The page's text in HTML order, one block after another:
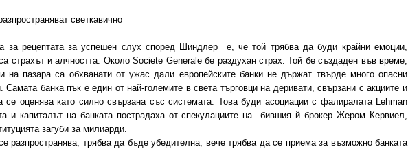
светкавично
за рецептата за успешен слух според Шиндлер е, че той трябва да буди крайни емоции,
страхът и алчността. Около Societe Generale бе раздухан страх. Той бе създаден във време,
на пазара са обхванати от ужас дали европейските банки не държат твърде много опасни
Самата банка пък е един от най-големите в света търговци на деривати, свързани с акциите и
се оценява като силно свързана със системата. Това буди асоциации с фалиралата Lehman
и капиталът на банката пострадаха от спекулациите на бившия й брокер Жером Кервиел,
загуби за милиарди.
разпространява, трябва да бъде убедителна, вече трябва да се приема за възможно банката